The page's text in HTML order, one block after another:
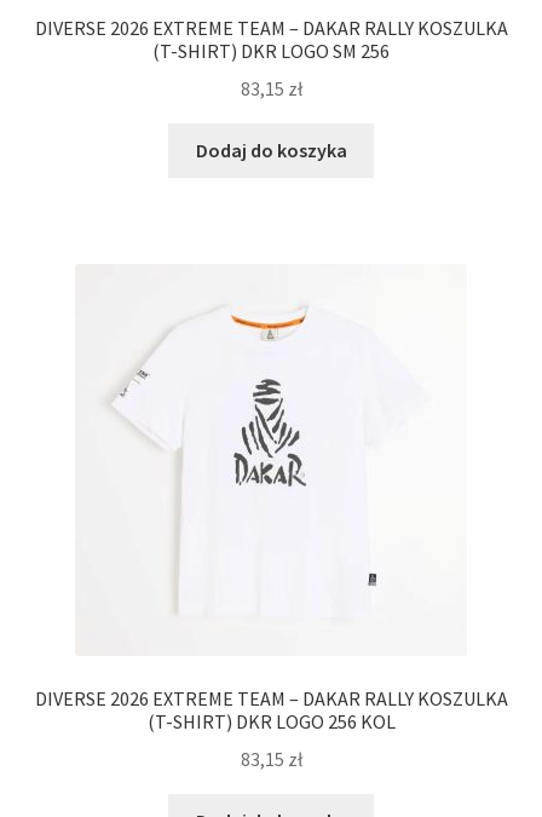
DIVERSE 2026 EXTREME TEAM – DAKAR RALLY KOSZULKA
(T-SHIRT) DKR LOGO SM 256
83,15 zł
Dodaj do koszyka
DIVERSE 2026 EXTREME TEAM – DAKAR RALLY KOSZULKA
(T-SHIRT) DKR LOGO 256 KOL
83,15 zł